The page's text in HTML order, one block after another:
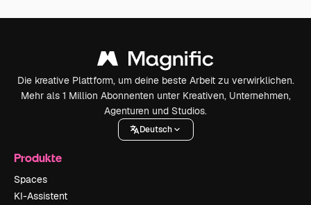
Die kreative Plattform, um deine beste Arbeit zu verwirklichen.
Mehr als 1 Million Abonnenten unter Kreativen, Unternehmen,
Agenturen und Studios.
Deutsch
Produkte
Spaces
KI-Assistent